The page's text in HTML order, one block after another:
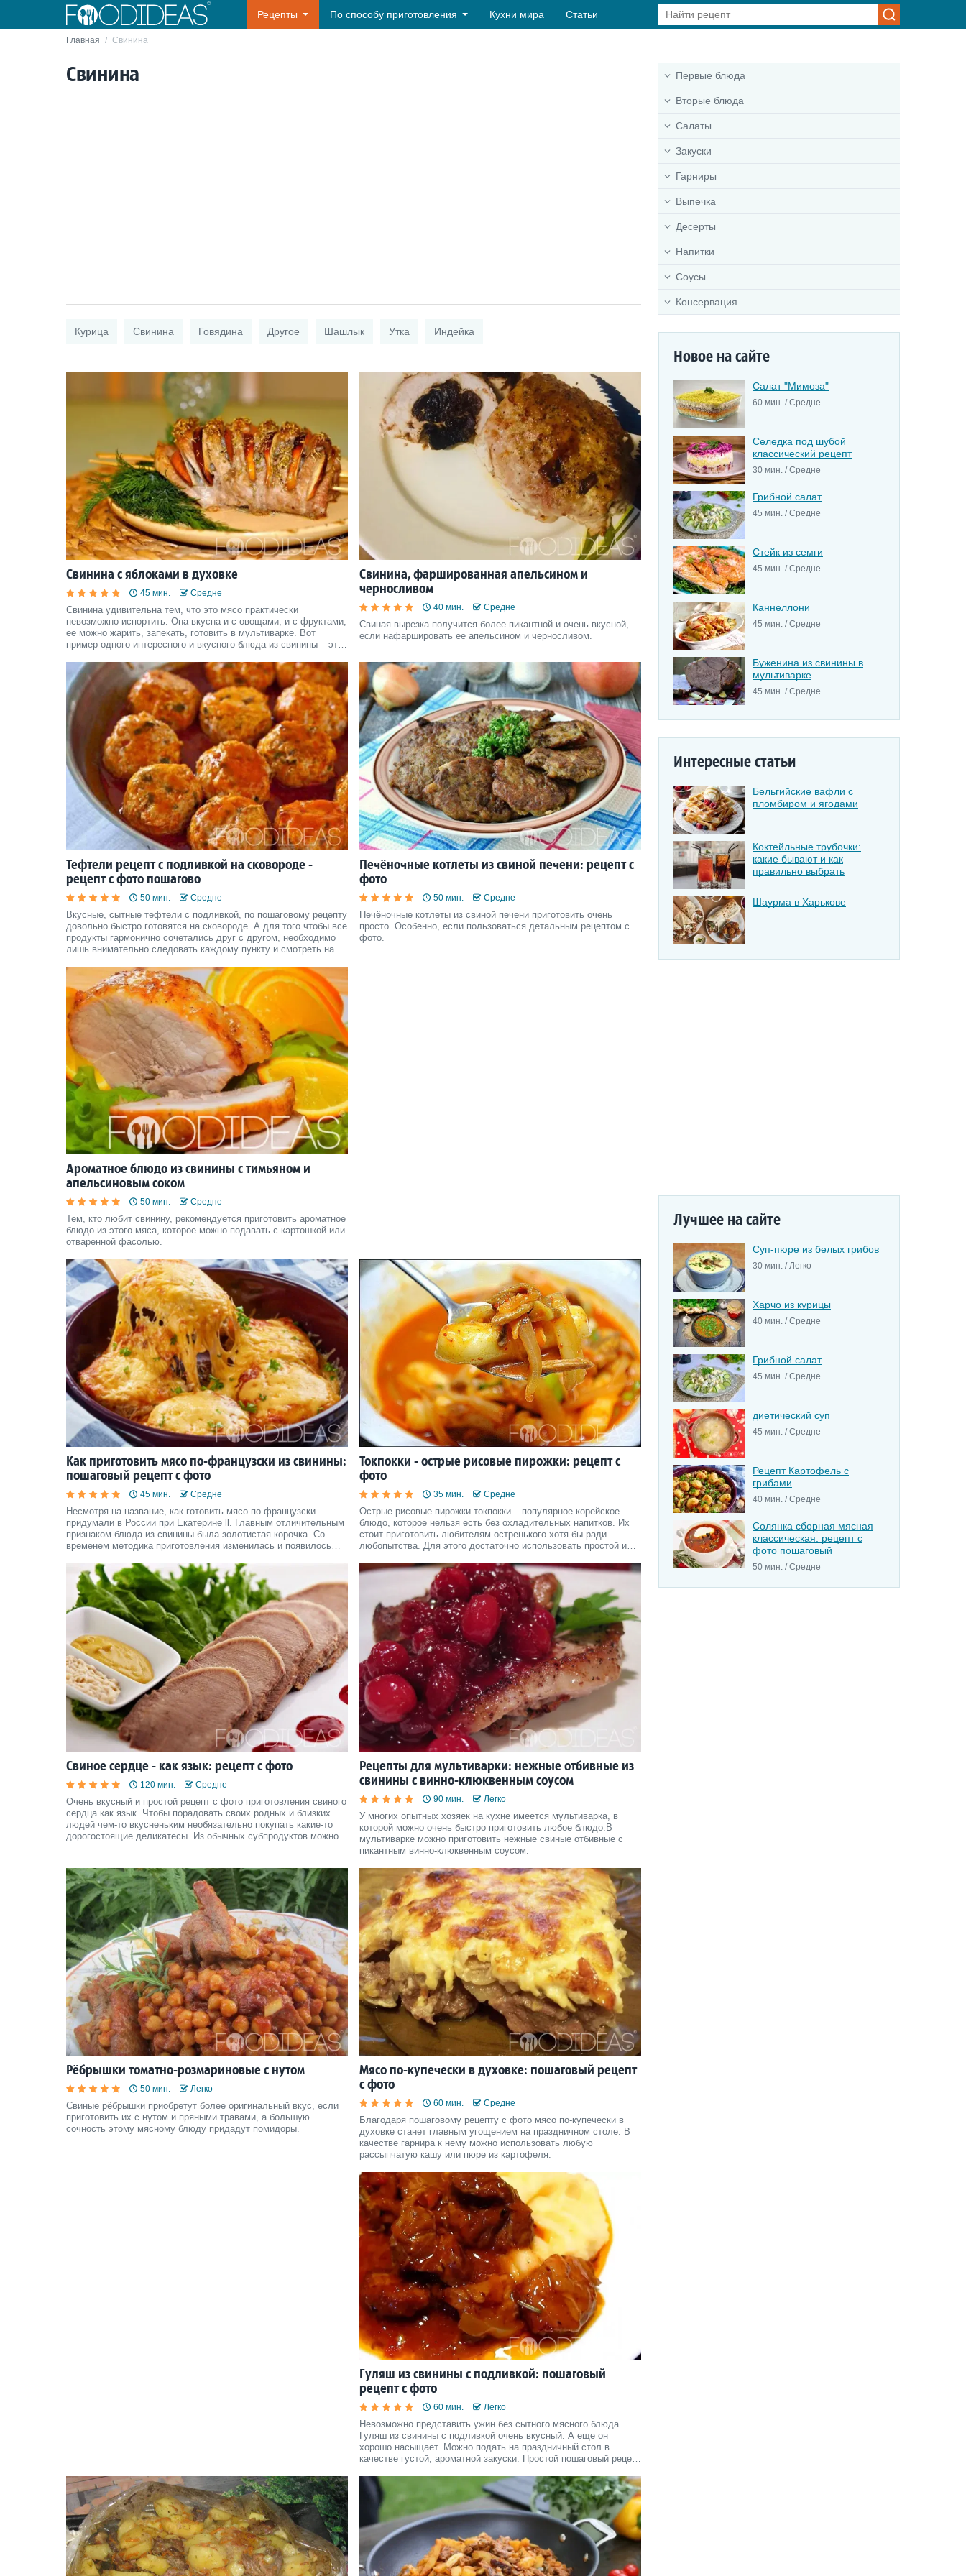
Рецепты По способу приготовления Кухни мира Статьи
Главная / Свинина
Свинина
Курица Свинина Говядина Другое Шашлык Утка Индейка
Свинина с яблоками в духовке
45 мин. Средне
Свинина удивительна тем, что это мясо практически
невозможно испортить. Она вкусна и с овощами, и с фруктами,
ее можно жарить, запекать, готовить в мультиварке. Вот
пример одного интересного и вкусного блюда из свинины – это
Свинина, фаршированная апельсином и
черносливом
40 мин. Средне
Свиная вырезка получится более пикантной и очень вкусной,
если нафаршировать ее апельсином и черносливом.
Тефтели рецепт с подливкой на сковороде -
рецепт с фото пошагово
50 мин. Средне
Вкусные, сытные тефтели с подливкой, по пошаговому рецепту
довольно быстро готовятся на сковороде. А для того чтобы все
продукты гармонично сочетались друг с другом, необходимо
лишь внимательно следовать каждому пункту и смотреть на
Печёночные котлеты из свиной печени: рецепт с
фото
50 мин. Средне
Печёночные котлеты из свиной печени приготовить очень
просто. Особенно, если пользоваться детальным рецептом с
фото.
Ароматное блюдо из свинины с тимьяном и
апельсиновым соком
50 мин. Средне
Тем, кто любит свинину, рекомендуется приготовить ароматное
блюдо из этого мяса, которое можно подавать с картошкой или
отваренной фасолью.
Как приготовить мясо по-французски из свинины:
пошаговый рецепт с фото
45 мин. Средне
Несмотря на название, как готовить мясо по-французски
придумали в России при Екатерине ll. Главным отличительным
признаком блюда из свинины была золотистая корочка. Со
временем методика приготовления изменилась и появилось
каждая хозяйка может воспроизвести деликатес дома.
Токпокки - острые рисовые пирожки: рецепт с
фото
35 мин. Средне
Острые рисовые пирожки токпокки – популярное корейское
блюдо, которое нельзя есть без охладительных напитков. Их
стоит приготовить любителям остренького хотя бы ради
любопытства. Для этого достаточно использовать простой и
Свиное сердце - как язык: рецепт с фото
120 мин. Средне
Очень вкусный и простой рецепт с фото приготовления свиного
сердца как язык. Чтобы порадовать своих родных и близких
людей чем-то вкусненьким необязательно покупать какие-то
дорогостоящие деликатесы. Из обычных субпродуктов можно
Рецепты для мультиварки: нежные отбивные из
свинины с винно-клюквенным соусом
90 мин. Легко
У многих опытных хозяек на кухне имеется мультиварка, в
которой можно очень быстро приготовить любое блюдо.В
мультиварке можно приготовить нежные свиные отбивные с
пикантным винно-клюквенным соусом.
Рёбрышки томатно-розмариновые с нутом
50 мин. Легко
Свиные рёбрышки приобретут более оригинальный вкус, если
приготовить их с нутом и пряными травами, а большую
сочность этому мясному блюду придадут помидоры.
Мясо по-купечески в духовке: пошаговый рецепт
с фото
60 мин. Средне
Благодаря пошаговому рецепту с фото мясо по-купечески в
духовке станет главным угощением на праздничном столе. В
качестве гарнира к нему можно использовать любую
рассыпчатую кашу или пюре из картофеля.
Гуляш из свинины с подливкой: пошаговый
рецепт с фото
60 мин. Легко
Невозможно представить ужин без сытного мясного блюда.
Гуляш из свинины с подливкой очень вкусный. А еще он
хорошо насыщает. Можно подать на праздничный стол в
качестве густой, ароматной закуски. Простой пошаговый рецепт
Первые блюда
Вторые блюда
Салаты
Закуски
Гарниры
Выпечка
Десерты
Напитки
Соусы
Консервация
Новое на сайте
Салат "Мимоза"
60 мин. / Средне
Селедка под шубой
классический рецепт
30 мин. / Средне
Грибной салат
45 мин. / Средне
Стейк из семги
45 мин. / Средне
Каннеллони
45 мин. / Средне
Буженина из свинины в
мультиварке
45 мин. / Средне
Интересные статьи
Бельгийские вафли с
пломбиром и ягодами
Коктейльные трубочки:
какие бывают и как
правильно выбрать
Шаурма в Харькове
Лучшее на сайте
Суп-пюре из белых грибов
30 мин. / Легко
Харчо из курицы
40 мин. / Средне
Грибной салат
45 мин. / Средне
диетический суп
45 мин. / Средне
Рецепт Картофель с
грибами
40 мин. / Средне
Солянка сборная мясная
классическая: рецепт с
фото пошаговый
50 мин. / Средне